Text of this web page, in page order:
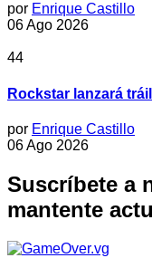
por Enrique Castillo
06 Ago 2026
44
Rockstar lanzará
por Enrique Castillo
06 Ago 2026
Suscríbete a
mantente